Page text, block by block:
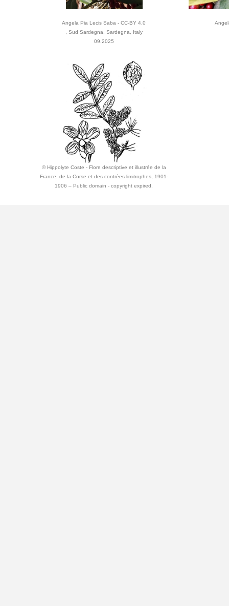
Angela Pia Lecis Saba - CC-BY 4.0
, Sud Sardegna, Sardegna, Italy
09.2025
© Hippolyte Coste - Flore descriptive et illustrée de la
France, de la Corse et des contrées limitrophes, 1901-
1906 – Public domain - copyright expired.